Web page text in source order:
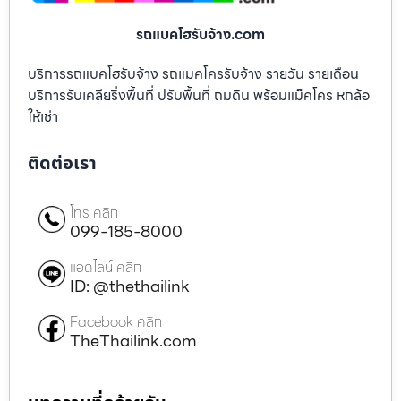
รถแบคโฮรับจ้าง.com
บริการรถแบคโฮรับจ้าง รถแมคโครรับจ้าง รายวัน รายเดือน
บริการรับเคลียริ่งพื้นที่ ปรับพื้นที่ ถมดิน พร้อมแม็คโคร หกล้อ
ให้เช่า
ติดต่อเรา
โทร คลิก
099-185-8000
แอดไลน์ คลิก
ID: @thethailink
Facebook คลิก
TheThailink.com